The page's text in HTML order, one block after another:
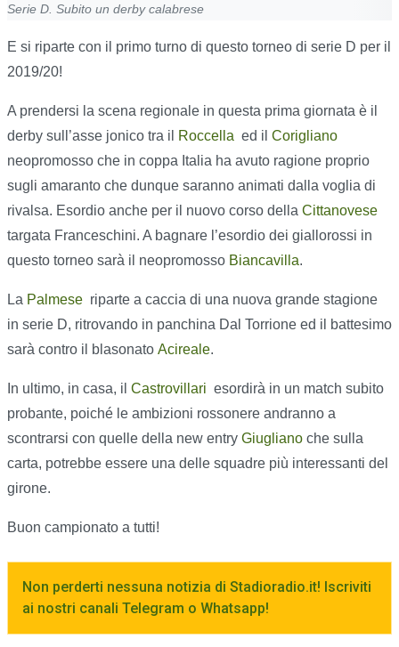
Serie D. Subito un derby calabrese
E si riparte con il primo turno di questo torneo di serie D per il
2019/20!
A prendersi la scena regionale in questa prima giornata è il
derby sull’asse jonico tra il
Roccella ed il Corigliano
neopromosso che in coppa Italia ha avuto ragione proprio
sugli amaranto che dunque saranno animati dalla voglia di
rivalsa. Esordio anche per il nuovo corso della Cittanovese
targata Franceschini. A bagnare l’esordio dei giallorossi in
questo torneo sarà il neopromosso Biancavilla.
La Palmese riparte a caccia di una nuova grande stagione
in serie D, ritrovando in panchina Dal Torrione ed il battesimo
sarà contro il blasonato Acireale.
In ultimo, in casa, il Castrovillari esordirà in un match subito
probante, poiché le ambizioni rossonere andranno a
scontrarsi con quelle della new entry Giugliano che sulla
carta, potrebbe essere una delle squadre più interessanti del
girone.
Buon campionato a tutti!
Non perderti nessuna notizia di Stadioradio.it! Iscriviti
ai nostri canali Telegram o Whatsapp!